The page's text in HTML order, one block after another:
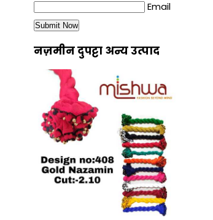
Email
नज़मीन दुपट्टा अन्य उत्पाद